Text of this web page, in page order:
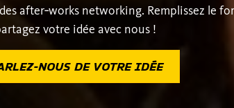
after‑works networking. Remplissez le
votre idée avec nous !
NOUS DE VOTRE IDÉE